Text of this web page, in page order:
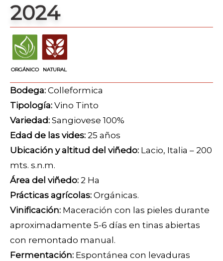
2024
ORGÁNICO NATURAL
Bodega: Colleformica
Tipología: Vino Tinto
Variedad: Sangiovese 100%
Edad de las vides: 25 años
Ubicación y altitud del viñedo: Lacio, Italia – 200
mts. s.n.m.
Área del viñedo: 2 Ha
Prácticas agrícolas: Orgánicas.
Vinificación: Maceración con las pieles durante
aproximadamente 5-6 días en tinas abiertas
con remontado manual.
Fermentación: Espontánea con levaduras